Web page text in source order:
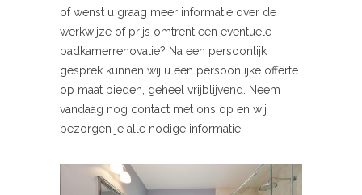
of wenst u graag meer informatie over de
werkwijze of prijs omtrent een eventuele
badkamerrenovatie? Na een persoonlijk
gesprek kunnen wij u een persoonlijke offerte
op maat bieden, geheel vrijblijvend. Neem
vandaag nog contact met ons op en wij
bezorgen je alle nodige informatie.